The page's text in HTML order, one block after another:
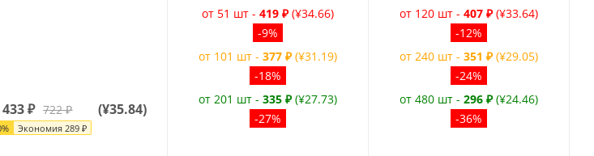
433₽ 722₽
% Экономия 289₽
(¥35.84)
от 51 шт - 419 ₽ (¥34.66)
-9%
от 101 шт - 377 ₽ (¥31.19)
-18%
от 201 шт - 335 ₽ (¥27.73)
-27%
от 120 шт - 407 ₽ (¥33.64)
-12%
от 240 шт - 351 ₽ (¥29.05)
-24%
от 480 шт - 296 ₽ (¥24.46)
-36%